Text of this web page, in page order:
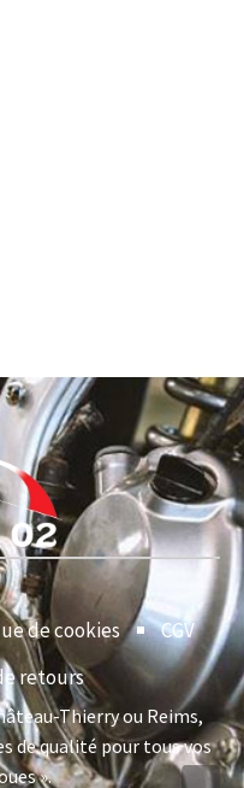
de cookies
CGV
retours
Thierry ou Reims,
de qualité pour tous vos
».